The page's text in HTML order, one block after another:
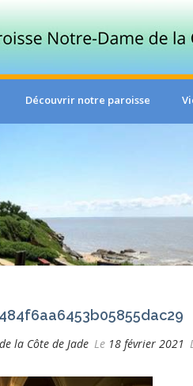
Découvrir notre paroisse
la Côte de Jade Le 18 février 2021